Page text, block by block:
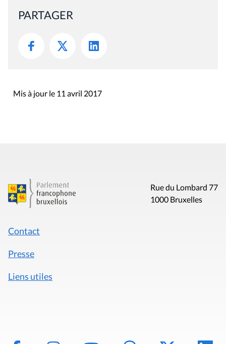
PARTAGER
Mis à jour le 11 avril 2017
Rue du Lombard 77
1000 Bruxelles
Contact
Presse
Liens utiles